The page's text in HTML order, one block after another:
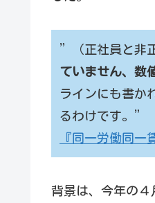
”（正社員と非
ていません、数
ラインにも書か
るわけです。”
『同一労働同
背景は、今年の４